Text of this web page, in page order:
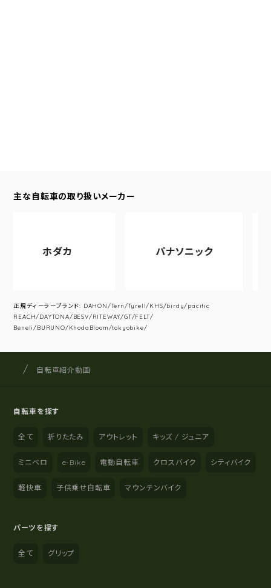
主な自転車の取り扱いメーカー
ホダカ パナソニック
正規ディーラーブランド: DAHON/Tern/Tyrell/KHS/birdy/pacific
REACH/DAYTONA/BESV/RITEWAY/GT/FELT/
Beneli/BURUNO/KhodaBloom/tokyobike/
サイト内の現在地
サイクルショップナカゴヤ
自転車紹介動画
自転車を探す
全て 折りたたみ アウトレット キッズ / ジュニア
ミニベロ e-Bike 電動自転車 クロスバイク シティバイク
軽快車 子供乗せ自転車 マウンテンバイク
パーツを探す
全て グリップ